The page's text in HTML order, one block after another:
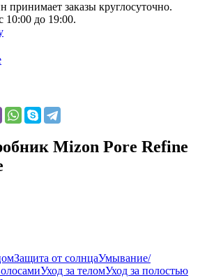
принимает заказы круглосуточно.
10:00 до 19:00.
Mizon Pore Refine
Защита от солнцаУмывание/
Уход за теломУход за полостью